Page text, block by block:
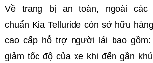
Về trang bị an toàn, ngoài các
chuẩn Kia Telluride còn sở hữu
cao cấp hỗ trợ người lái bao
giảm tốc độ của xe khi đến gần